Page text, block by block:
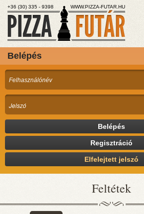
+36 (30) 335 - 9398 WWW.PIZZA-FUTAR.HU
Belépés
Belépés
Regisztráció
Elfelejtett jelszó
Feltétek